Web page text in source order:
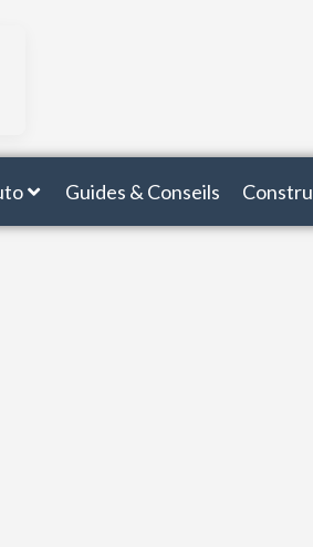
Guides & Conseils